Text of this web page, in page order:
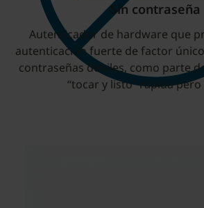
Sin contraseña
Autenticador de hardware que
autenticación fuerte de factor
contraseñas débiles, como parte
“tocar y listo” rápida